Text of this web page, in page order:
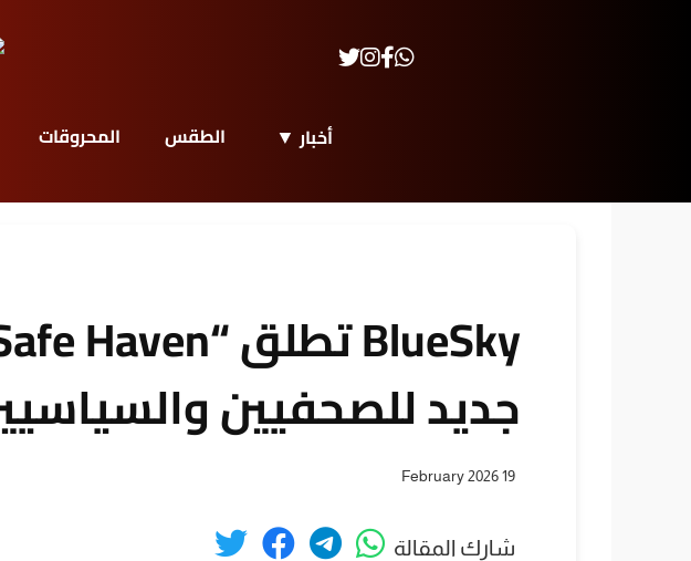
أخبار الطقس المحروقات
جديد للصحفيين
19 February 2026
شارك المقالة